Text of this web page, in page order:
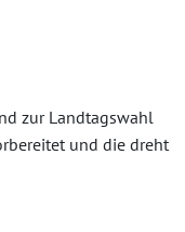
zur Landtagswahl
und die dreht